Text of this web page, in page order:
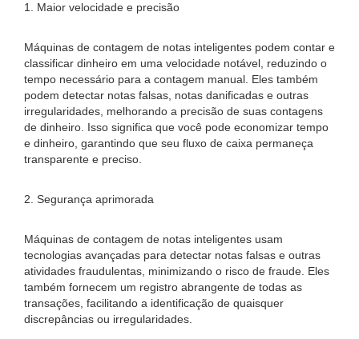
1. Maior velocidade e precisão
Máquinas de contagem de notas inteligentes podem contar e
classificar dinheiro em uma velocidade notável, reduzindo o
tempo necessário para a contagem manual. Eles também
podem detectar notas falsas, notas danificadas e outras
irregularidades, melhorando a precisão de suas contagens
de dinheiro. Isso significa que você pode economizar tempo
e dinheiro, garantindo que seu fluxo de caixa permaneça
transparente e preciso.
2. Segurança aprimorada
Máquinas de contagem de notas inteligentes usam
tecnologias avançadas para detectar notas falsas e outras
atividades fraudulentas, minimizando o risco de fraude. Eles
também fornecem um registro abrangente de todas as
transações, facilitando a identificação de quaisquer
discrepâncias ou irregularidades.